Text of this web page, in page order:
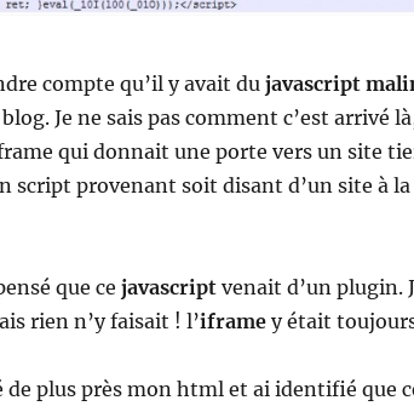
compte qu’il y avait du javascript
Je ne sais pas comment c’est arrivé
qui donnait une porte vers un site
script provenant soit disant d’un site à la
que ce javascriptvenait d’un plugin.
rien n’y faisait ! l’iframey était
de plus près mon html et ai identifié que